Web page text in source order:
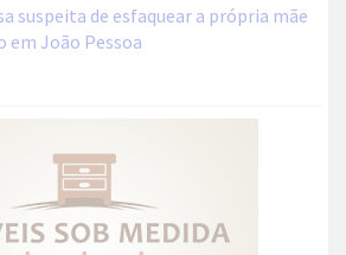
suspeita de esfaquear a própria mãe
em João Pessoa